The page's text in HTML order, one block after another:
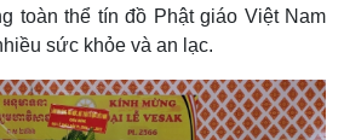
toàn thể tín đồ Phật giáo Việt Nam
sức khỏe và an lạc.